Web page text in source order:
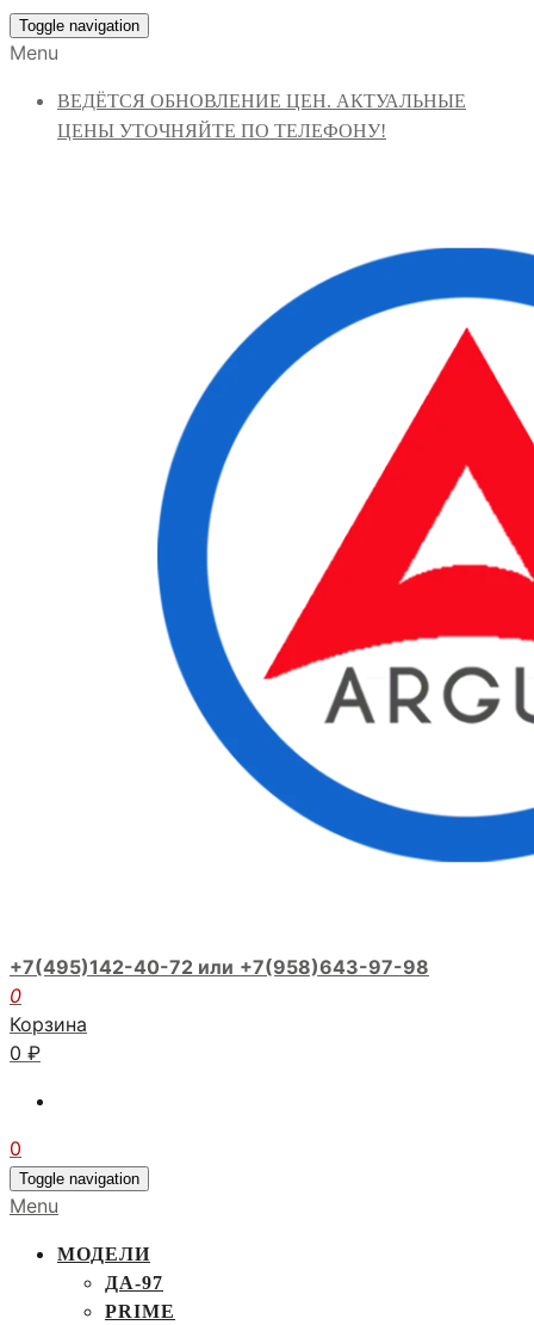
Toggle navigation
Menu
ВЕДЁТСЯ ОБНОВЛЕНИЕ ЦЕН. АКТУАЛЬНЫЕ
ЦЕНЫ УТОЧНЯЙТЕ ПО ТЕЛЕФОНУ!
+7(495)142-40-72 или +7(958)643-97-98
0
Корзина
0 ₽
0
Toggle navigation
Menu
МОДЕЛИ
ДА-97
PRIME